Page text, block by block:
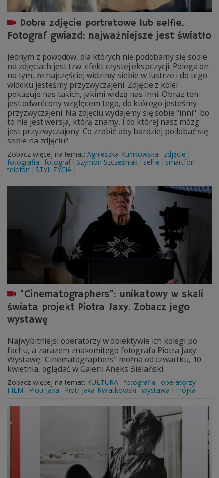
Dobre zdjęcie portretowe lub selfie.
Fotograf gwiazd: najważniejsze jest światło
Jednym z powodów, dla których nie podobamy się sobie
na zdjęciach jest tzw. efekt czystej ekspozycji. Polega on
na tym, że najczęściej widzimy siebie w lustrze i do tego
widoku jesteśmy przyzwyczajeni. Zdjęcie z kolei
pokazuje nas takich, jakimi widzą nas inni. Obraz ten
jest odwrócony względem tego, do którego jesteśmy
przyzwyczajeni. Na zdjęciu wydajemy się sobie "inni", bo
to nie jest wersja, którą znamy, i do której nasz mózg
jest przyzwyczajony. Co zrobić aby bardziej podobać się
sobie na zdjęciu?
Zobacz więcej na temat: Agnieszka Kunikowska
zdjęcie
fotografia
fotograf Szymon Szcześniak selfie
smartfon
telefon
STYL ŻYCIA
"Cinematographers": unikatowy w skali
świata projekt Piotra Jaxy. Zobacz jego
wystawę
Najwybitniejsi operatorzy w obiektywie ich kolegi po
fachu, a zarazem znakomitego fotografa Piotra Jaxy.
Wystawę "Cinematographers" można od czwartku, 10
kwietnia, oglądać w Galerii Aneks Bielański.
Zobacz więcej na temat: KULTURA fotografia
operatorzy
FILM
Piotr Jaxa Piotr Jaxa-Kwiatkowski wystawa Trójka